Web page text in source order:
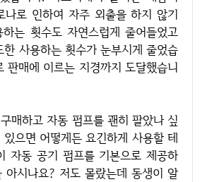
나로 인하여 자주 외출을 하지 않기
는 횟수도 자연스럽게 줄어들었고
사용하는 횟수가 눈부시게 줄었습
판매에 이르는 지경까지 도달했습니
으면 어떻게든 요긴하게 사용할 테
자동 공기 펌프를 기본으로 제공하
아시나요? 저도 몰랐는데 동생이 알